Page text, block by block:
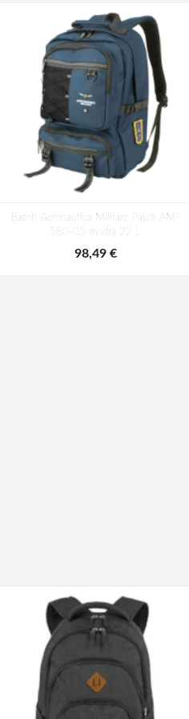
Batoh Aeronautica Militare Patch AM-
580-05 modrá 22 L
98,49 €